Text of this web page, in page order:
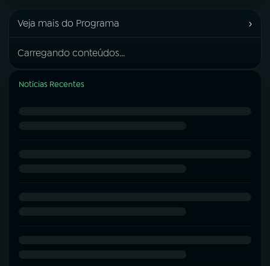
Veja mais do Programa ›
Carregando conteúdos...
Notícias Recentes